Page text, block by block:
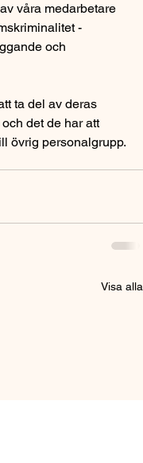
våra medarbetare
-
och
ta del av deras
det de har att
övrig personalgrupp.
Visa alla